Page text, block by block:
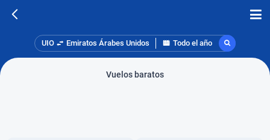
UIO Emiratos Árabes Unidos Todo el año
Vuelos baratos